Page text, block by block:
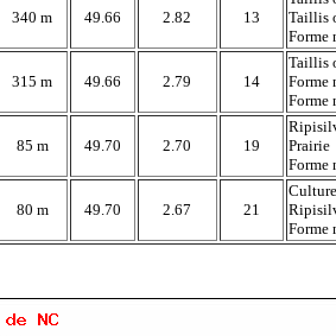
340 m 49.66 2.82 13
Taillis
Forme
315 m 49.66 2.79 14
Taillis
Forme
Forme
85 m 49.70 2.70 19
Prairie
Forme
80 m 49.70 2.67 21
Culture
Forme